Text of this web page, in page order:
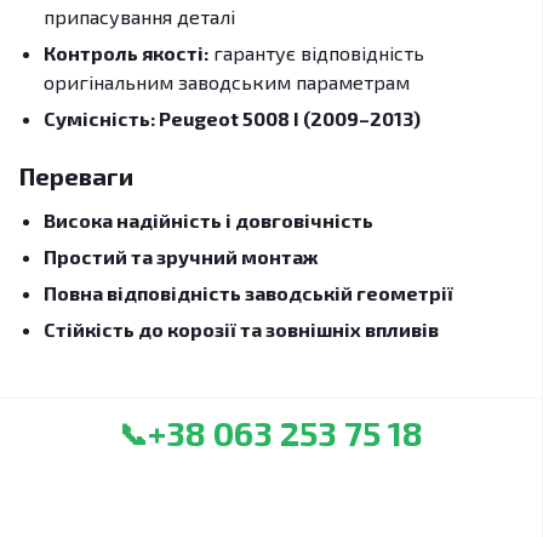
припасування деталі
Контроль якості: гарантує відповідність
оригінальним заводським параметрам
Сумісність: Peugeot 5008 І (2009–2013)
Переваги
Висока надійність і довговічність
Простий та зручний монтаж
Повна відповідність заводській геометрії
Стійкість до корозії та зовнішніх впливів
📞+38 063 253 75 18